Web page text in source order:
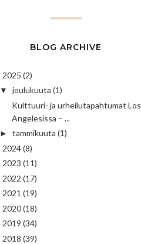
BLOG ARCHIVE
2025 (2)
▼ joulukuuta (1)
Kulttuuri- ja urheilutapahtumat Los
Angelesissa – ...
► tammikuuta (1)
2024(8)
2023 (11)
2022 (17)
2021 (19)
2020(18)
2019 (34)
2018 (39)